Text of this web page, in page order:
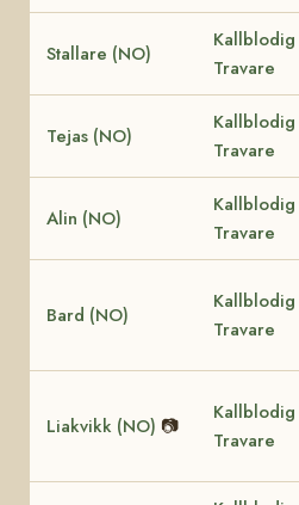
Stallare (NO)
Kallblodig
Travare
Tejas (NO)
Kallblodig
Travare
Alin (NO)
Kallblodig
Travare
Bard (NO)
Kallblodig
Travare
Liakvikk (NO) 📷
Kallblodig
Travare